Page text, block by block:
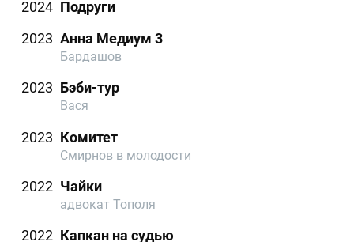
2024 Подруги
2023 Анна Медиум 3
Бардашов
2023 Бэби-тур
Вася
2023 Комитет
Смирнов в молодости
2022 Чайки
адвокат Тополя
2022 Капкан на судью